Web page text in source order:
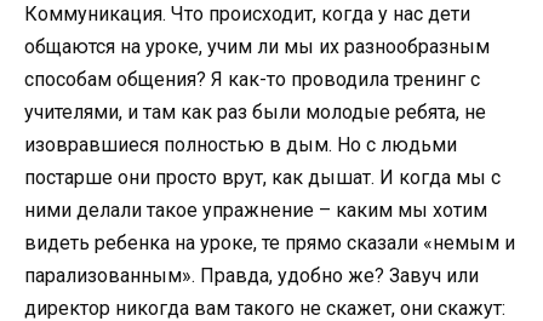
Коммуникация. Что происходит, когда у нас дети
общаются на уроке, учим ли мы их разнообразным
способам общения? Я как-то проводила тренинг с
учителями, и там как раз были молодые ребята, не
изовравшиеся полностью в дым. Но с людьми
постарше они просто врут, как дышат. И когда мы с
ними делали такое упражнение – каким мы хотим
видеть ребенка на уроке, те прямо сказали «немым и
парализованным». Правда, удобно же? Завуч или
директор никогда вам такого не скажет, они скажут: